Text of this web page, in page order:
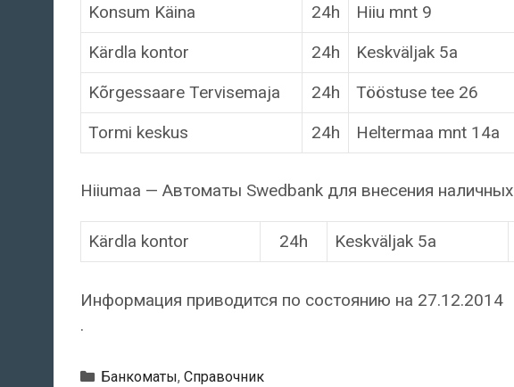
Konsum Käina
24h Hiiu mnt 9
Kärdla kontor
24h Keskväljak 5a
Kõrgessaare Tervisemaja
24h Tööstuse tee 26
Tormi keskus
24h Heltermaa mnt 14a
Hiiumaa — Автоматы Swedbank для внесения наличных
Kärdla kontor 24h Keskväljak 5a
Информация приводится по состоянию на 27.12.2014
.
Рубрики
Банкоматы, Справочник